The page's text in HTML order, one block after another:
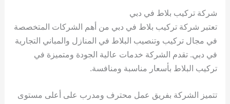
شركة تركيب بلاط في دبي
تعتبر شركة تركيب بلاط في دبي من أهم الشركات المتخصصة
في مجال تركيب وتنصيب البلاط في المنازل والمباني التجارية
في دبي. تقدم الشركة خدمات عالية الجودة ومتميزة في
تركيب البلاط بأسعار مناسبة ومنافسة.
تتميز الشركة بفريق عمل محترف ومدرب على أعلى مستوى